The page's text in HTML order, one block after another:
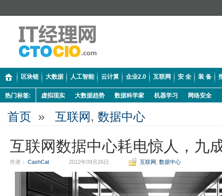
区块链 大数据 人工智能 云计算 企业2.0 互联网 安 全 装 备
热门标签: 虚拟现实 大数据趋势 数据科学家 机器学习 网络安全
首页 » 互联网 , 数据中心
互联网数据中心耗电惊人，九
作者： CashCat 2012年09月26日 互联网 数据中心